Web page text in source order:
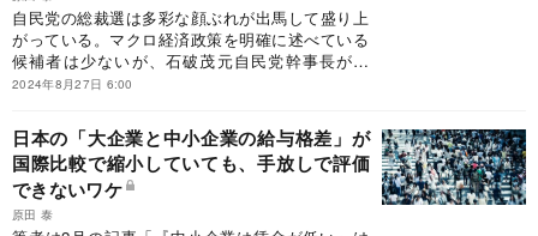
裕資金がなければ、リーマンショックやコロナシ
ョックのような時には一挙に倒産企業が増えてし
まうだろう。
自民党の総裁選は多彩な顔ぶれが出馬して盛り上
がっている。マクロ経済政策を明確に述べている
候補者は少ないが、石破茂元自民党幹事長が、
『保守政治家 わが政策、わが天命』（講談社）
だから、まさに「わが政策」を述べたものと理解
して良いだろう。ここには、自治相も務めた父・
二朗氏の思い出、田中角栄元首相との交流など、
興味深いエピソードがつづられ大変面白い。だ
が、マクロ経済政策の考えについては疑問視せざ
2024年8月27日 6:00
日本の「大企業と中小企業の給与格差」が
国際比較で縮小していても、手放しで評価
できないワケ
原田 泰